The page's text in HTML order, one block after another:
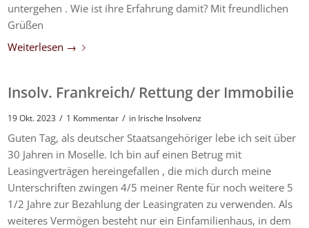
untergehen . Wie ist ihre Erfahrung damit? Mit freundlichen
Grüßen
Weiterlesen →
Insolv. Frankreich/ Rettung der Immobilie
19 Okt. 2023 / 1 Kommentar / in Irische Insolvenz
Guten Tag, als deutscher Staatsangehöriger lebe ich seit über
30 Jahren in Moselle. Ich bin auf einen Betrug mit
Leasingverträgen hereingefallen , die mich durch meine
Unterschriften zwingen 4/5 meiner Rente für noch weitere 5
1/2 Jahre zur Bezahlung der Leasingraten zu verwenden. Als
weiteres Vermögen besteht nur ein Einfamilienhaus, in dem